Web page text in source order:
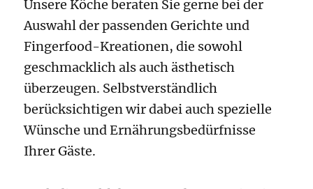
Unsere Köche beraten Sie gerne bei der
Auswahl der passenden Gerichte und
Fingerfood-Kreationen, die sowohl
geschmacklich als auch ästhetisch
überzeugen. Selbstverständlich
berücksichtigen wir dabei auch spezielle
Wünsche und Ernährungsbedürfnisse
Ihrer Gäste.